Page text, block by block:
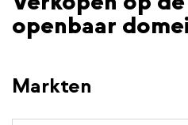
openbaar
Markten